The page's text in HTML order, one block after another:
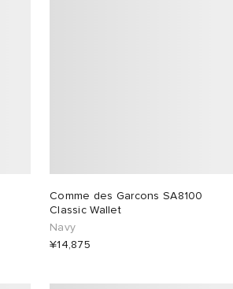
Comme des Garcons SA8100
Classic Wallet
Navy
¥14,875